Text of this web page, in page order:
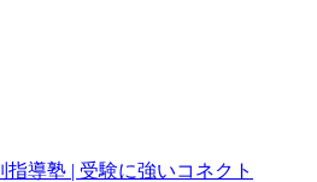
導塾 | 受験に強いコネクト